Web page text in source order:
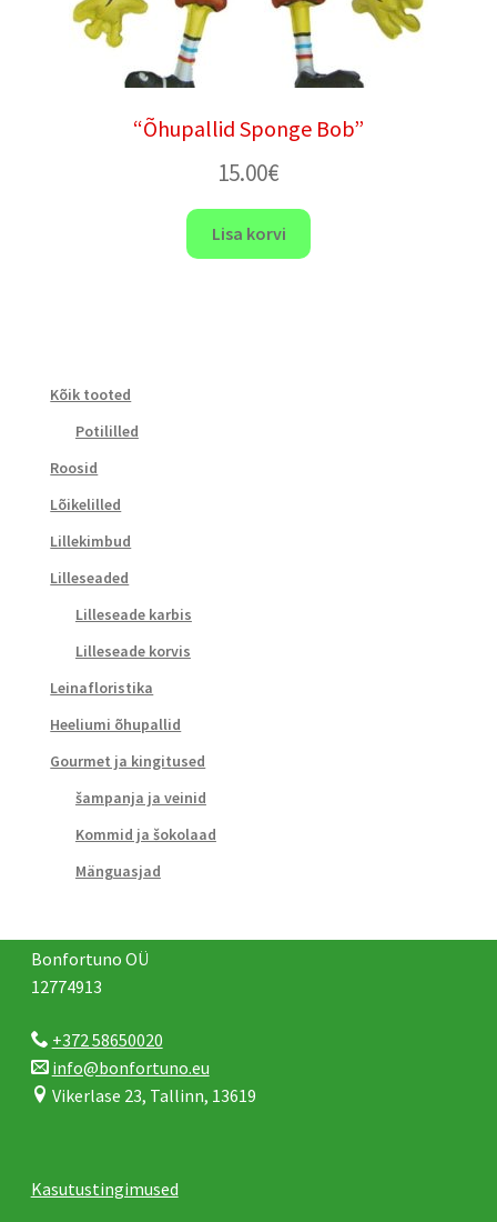
“Õhupallid Sponge Bob”
15.00€
Lisa korvi
Kõik tooted
Potililled
Roosid
Lõikelilled
Lillekimbud
Lilleseaded
Lilleseade karbis
Lilleseade korvis
Leinafloristika
Heeliumi õhupallid
Gourmet ja kingitused
šampanja ja veinid
Kommid ja šokolaad
Mänguasjad
Bonfortuno OÜ
12774913
+372 58650020
info@bonfortuno.eu
Vikerlase 23, Tallinn, 13619
Kasutustingimused